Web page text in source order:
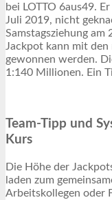
bei LOTTO 6aus49.
Juli 2019, nicht
Samstagsziehung
Jackpot kann mit den
gewonnen werden.
1:140 Millionen. Ein
Team-Tipp und
Kurs
Die Höhe der
laden zum
Arbeitskollegen oder